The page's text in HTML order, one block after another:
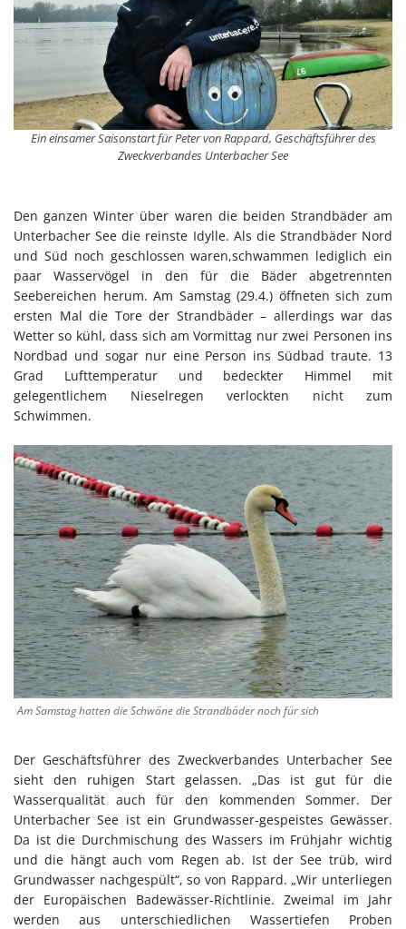
Ein einsamer Saisonstart für Peter von Rappard, Geschäftsführer des
Zweckverbandes Unterbacher See
Den ganzen Winter über waren die beiden Strandbäder am
Unterbacher See die reinste Idylle. Als die Strandbäder Nord
und Süd noch geschlossen waren,schwammen lediglich ein
paar Wasservögel in den für die Bäder abgetrennten
Seebereichen herum. Am Samstag (29.4.) öffneten sich zum
ersten Mal die Tore der Strandbäder – allerdings war das
Wetter so kühl, dass sich am Vormittag nur zwei Personen ins
Nordbad und sogar nur eine Person ins Südbad traute. 13
Grad Lufttemperatur und bedeckter Himmel mit
gelegentlichem Nieselregen verlockten nicht zum
Schwimmen.
Am Samstag hatten die Schwäne die Strandbäder noch für sich
Der Geschäftsführer des Zweckverbandes Unterbacher See
sieht den ruhigen Start gelassen. „Das ist gut für die
Wasserqualität auch für den kommenden Sommer. Der
Unterbacher See ist ein Grundwasser-gespeistes Gewässer.
Da ist die Durchmischung des Wassers im Frühjahr wichtig
und die hängt auch vom Regen ab. Ist der See trüb, wird
Grundwasser nachgespült“, so von Rappard. „Wir unterliegen
der Europäischen Badewässer-Richtlinie. Zweimal im Jahr
werden aus unterschiedlichen Wassertiefen Proben